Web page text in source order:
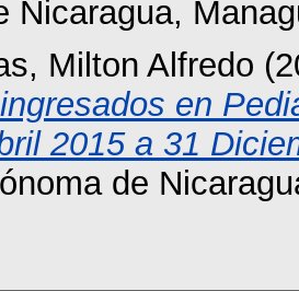
Nicaragua,
Milton Alfredo
en
2015 a 31
de